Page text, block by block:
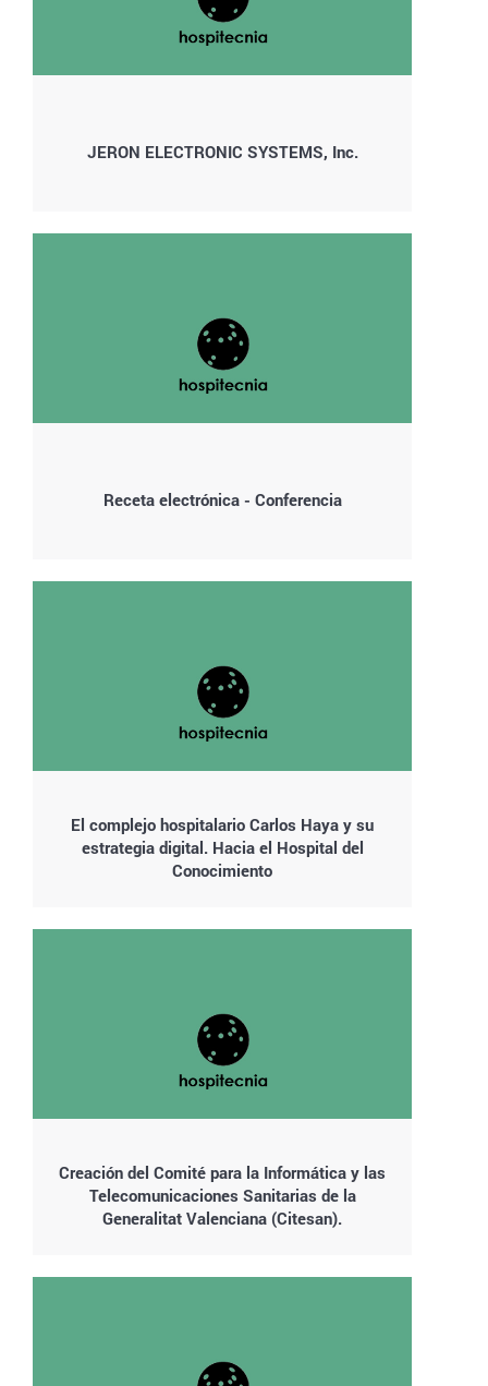
JERON ELECTRONIC SYSTEMS, Inc.
Receta electrónica - Conferencia
El complejo hospitalario Carlos Haya y su
estrategia digital. Hacia el Hospital del
Conocimiento
Creación del Comité para la Informática y las
Telecomunicaciones Sanitarias de la
Generalitat Valenciana (Citesan).